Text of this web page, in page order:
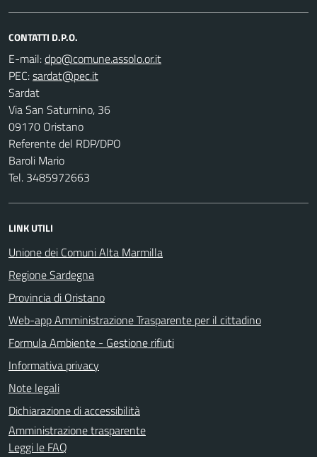
CONTATTI D.P.O.
E-mail:
PEC:
Sardat
Via San Saturnino, 36
09170 Oristano
Referente del RDP/DPO
Baroli Mario
Tel. 3485972663
LINK UTILI
Unione dei Comuni Alta Marmilla
Regione Sardegna
Provincia di Oristano
Web-app Amministrazione Trasparente per il cittadino
Formula Ambiente - Gestione rifiuti
Informativa privacy
Note legali
Dichiarazione di accessibilità
Amministrazione trasparente
Leggi le FAQ